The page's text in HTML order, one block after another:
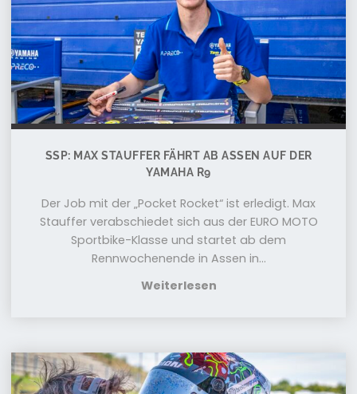
SSP: MAX STAUFFER FÄHRT AB ASSEN AUF DER
YAMAHA R9
Der Job mit der „Pocket Rocket“ ist erledigt. Max
Stauffer verabschiedet sich aus der EURO MOTO
Sportbike-Klasse und startet ab dem
Rennwochenende in Assen in...
Weiterlesen